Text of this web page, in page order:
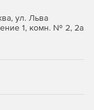
и импорт (с
данных
ул. Льва
1, комн. № 2, 2а